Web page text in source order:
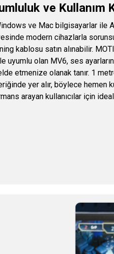
ve Kullanım
ve Mac bilgisayarlar ile
modern cihazlarla
kablosu satın alınabilir.
uyumlu olan MV6, ses
etmenize olanak tanır. 1
yer alır, böylece hemen
arayan kullanıcılar için